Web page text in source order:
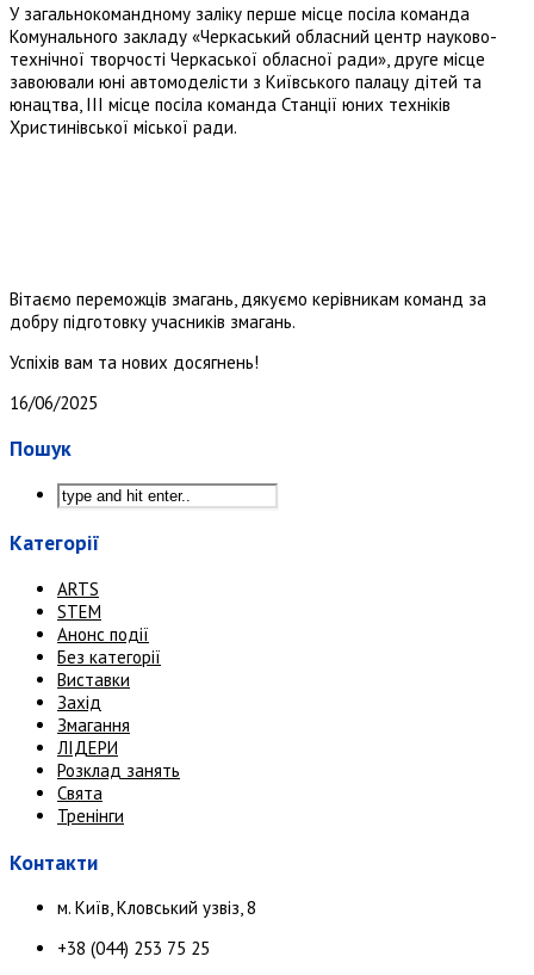
У загальнокомандному заліку перше місце посіла команда
Комунального закладу «Черкаський обласний центр науково-
технічної творчості Черкаської обласної ради», друге місце
завоювали юні автомоделісти з Київського палацу дітей та
юнацтва, ІІІ місце посіла команда Станції юних техніків
Христинівської міської ради.
Вітаємо переможців змагань, дякуємо керівникам команд за
добру підготовку учасників змагань.
Успіхів вам та нових досягнень!
16/06/2025
Пошук
Категорії
ARTS
STEM
Анонс події
Без категорії
Виставки
Захід
Змагання
ЛІДЕРИ
Розклад занять
Свята
Тренінги
Контакти
м. Київ, Кловський узвіз, 8
+38 (044) 253 75 25